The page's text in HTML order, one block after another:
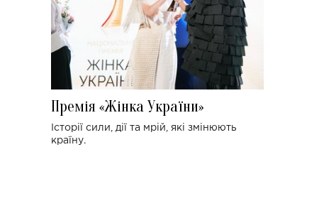
Премія «Жінка України»
Історії сили, дії та мрій, які змінюють
країну.